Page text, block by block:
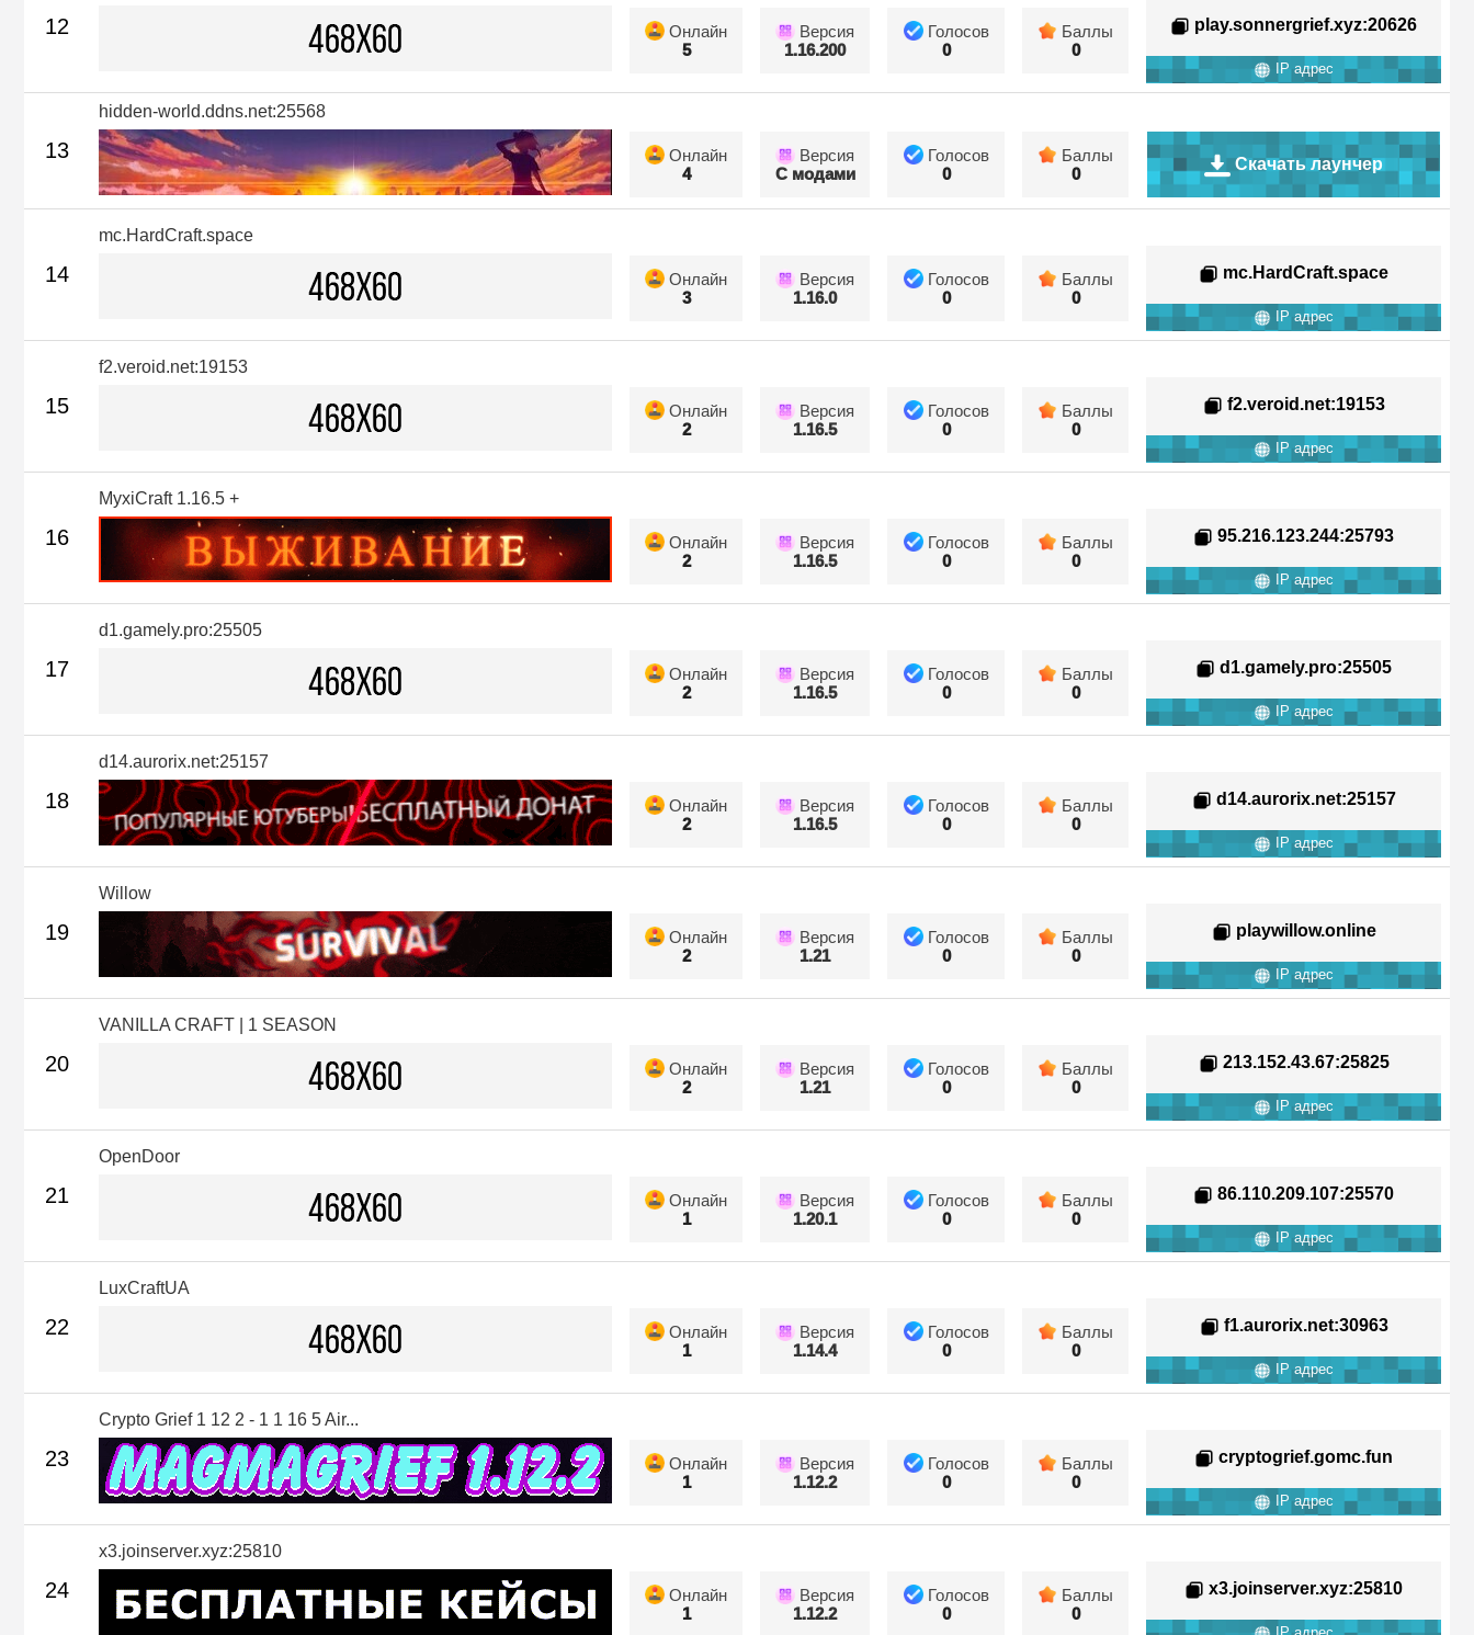
12
Онлайн
5
Версия
1.16.200
Голосов
0
Баллы
0
play.sonnergrief.xyz:20626
IP адрес
13
hidden-world.ddns.net:25568
Онлайн
4
Версия
С модами
Голосов
0
Баллы
0
Скачать лаунчер
14
mc.HardCraft.space
Онлайн
3
Версия
1.16.0
Голосов
0
Баллы
0
mc.HardCraft.space
IP адрес
15
f2.veroid.net:19153
Онлайн
2
Версия
1.16.5
Голосов
0
Баллы
0
f2.veroid.net:19153
IP адрес
16
MyxiCraft 1.16.5 +
Онлайн
2
Версия
1.16.5
Голосов
0
Баллы
0
95.216.123.244:25793
IP адрес
17
d1.gamely.pro:25505
Онлайн
2
Версия
1.16.5
Голосов
0
Баллы
0
d1.gamely.pro:25505
IP адрес
18
d14.aurorix.net:25157
Онлайн
2
Версия
1.16.5
Голосов
0
Баллы
0
d14.aurorix.net:25157
IP адрес
19
Willow
Онлайн
2
Версия
1.21
Голосов
0
Баллы
0
playwillow.online
IP адрес
20
VANILLA CRAFT | 1 SEASON
Онлайн
2
Версия
1.21
Голосов
0
Баллы
0
213.152.43.67:25825
IP адрес
21
OpenDoor
Онлайн
1
Версия
1.20.1
Голосов
0
Баллы
0
86.110.209.107:25570
IP адрес
22
LuxCraftUA
Онлайн
1
Версия
1.14.4
Голосов
0
Баллы
0
f1.aurorix.net:30963
IP адрес
23
Crypto Grief 1 12 2 - 1 1 16 5 Air...
Онлайн
1
Версия
1.12.2
Голосов
0
Баллы
0
cryptogrief.gomc.fun
IP адрес
24
x3.joinserver.xyz:25810
Онлайн
1
Версия
1.12.2
Голосов
0
Баллы
0
x3.joinserver.xyz:25810